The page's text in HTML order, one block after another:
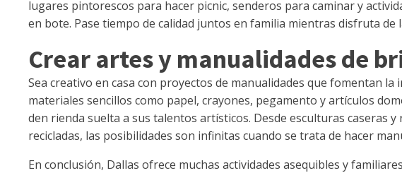
lugares pintorescos para hacer picnic, senderos para caminar y
en bote. Pase tiempo de calidad juntos en familia mientras disfruta de
Crear artes y manualidades de
Sea creativo en casa con proyectos de manualidades que fomentan
materiales sencillos como papel, crayones, pegamento y artículos
den rienda suelta a sus talentos artísticos. Desde esculturas caseras
recicladas, las posibilidades son infinitas cuando se trata de hacer
En conclusión, Dallas ofrece muchas actividades asequibles y